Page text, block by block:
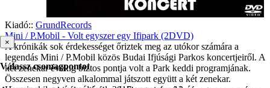
Kiadó:: GrundRecords
Mini / P.Mobil - Volt egyszer egy Ifipark (2DVD)
A krónikák sok érdekességet őriztek meg az utókor számára a
legendás Mini / P.Mobil közös Budai Ifjúsági Parkos koncertjeiről. A
két zenekar évekig biztos pontja volt a Park keddi programjának.
Összesen negyven alkalommal játszott együtt a két zenekar.
×
Válassz csomagpontot